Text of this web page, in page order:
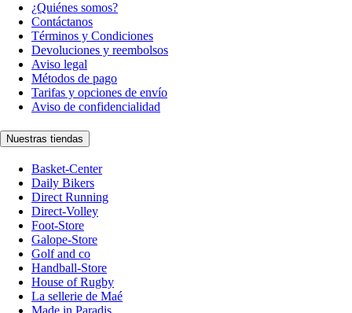
¿Quiénes somos?
Contáctanos
Términos y Condiciones
Devoluciones y reembolsos
Aviso legal
Métodos de pago
Tarifas y opciones de envío
Aviso de confidencialidad
Nuestras tiendas
Basket-Center
Daily Bikers
Direct Running
Direct-Volley
Foot-Store
Galope-Store
Golf and co
Handball-Store
House of Rugby
La sellerie de Maé
Made in Paradis